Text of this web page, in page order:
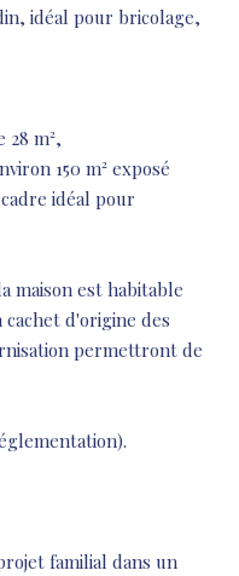
idéal pour bricolage,
28 m²,
150 m² exposé
idéal pour
maison est habitable
d'origine des
permettront de
familial dans un